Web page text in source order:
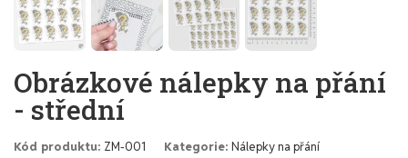
Obrázkové nálepky na přání
- střední
Kód produktu ZM-001 Kategorie Nálepky na přání